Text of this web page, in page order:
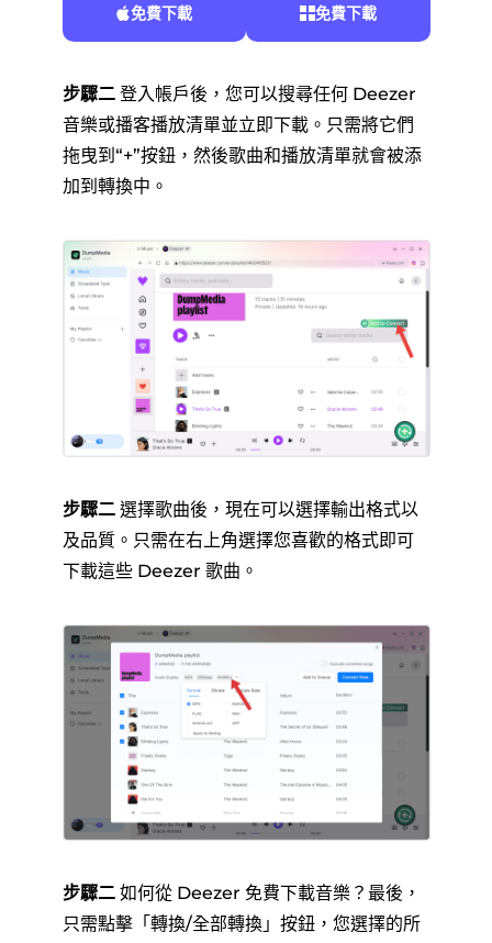
免費下載 免費下載
步驟二登入帳戶後，您可以搜尋任何 Deezer
音樂或播客播放清單並立即下載。只需將它們
拖曳到“+”按鈕，然後歌曲和播放清單就會被添
加到轉換中。
步驟二選擇歌曲後，現在可以選擇輸出格式以
及品質。只需在右上角選擇您喜歡的格式即可
下載這些 Deezer 歌曲。
步驟二如何從 Deezer 免費下載音樂？最後，
只需點擊「轉換/全部轉換」按鈕，您選擇的所